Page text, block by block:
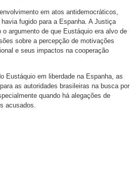
em atos antidemocráticos,
fugido para a Espanha. A Justiça
argumento de que Eustáquio era alvo de
sobre a percepção de motivações
e seus impactos na cooperação
Eustáquio em liberdade na Espanha, as
as autoridades brasileiras na busca por
quando há alegações de
acusados.